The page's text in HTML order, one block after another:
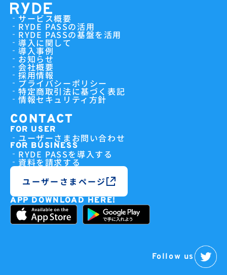
サービス概要
RYDE PASSの活用
RYDE PASSの基盤を活用
導入に関して
導入事例
お知らせ
会社概要
採用情報
プライバシーポリシー
特定商取引法に基づく表記
情報セキュリティ方針
CONTACT
FOR USER
ユーザーさまお問い合わせ
FOR BUSINESS
RYDE PASSを導入する
資料を請求する
ユーザーさまページ
APP DOWNLOAD HERE!
Follow us